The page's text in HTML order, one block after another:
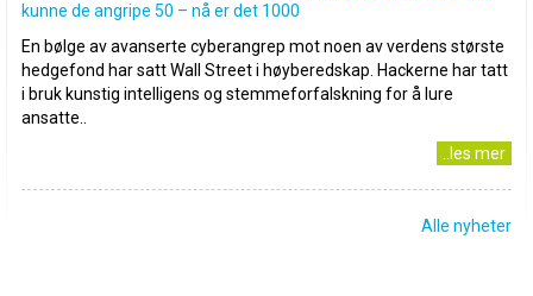
kunne de angripe 50 – nå er det 1000
En bølge av avanserte cyberangrep mot noen av verdens største
hedgefond har satt Wall Street i høyberedskap. Hackerne har tatt
i bruk kunstig intelligens og stemmeforfalskning for å lure
ansatte..
..les mer
Alle nyheter